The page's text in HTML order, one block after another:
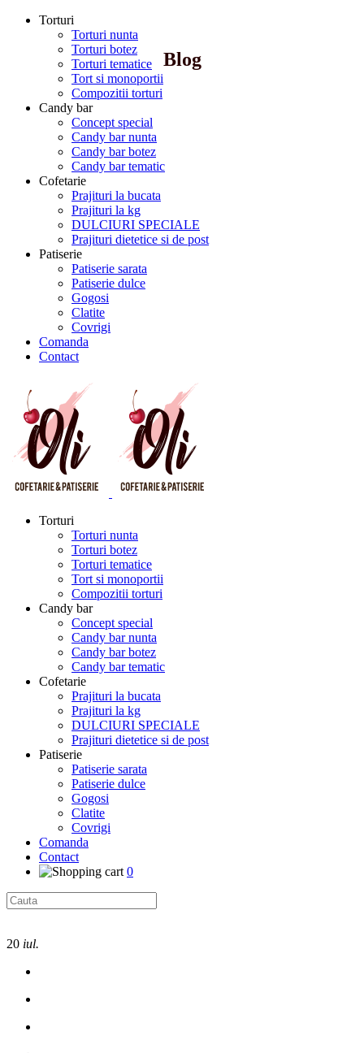
Torturi
Torturi nunta
Torturi botez
Torturi tematice
Tort si monoportii
Compozitii torturi
Candy bar
Concept special
Candy bar nunta
Candy bar botez
Candy bar tematic
Cofetarie
Prajituri la bucata
Prajituri la kg
DULCIURI SPECIALE
Prajituri dietetice si de post
Patiserie
Patiserie sarata
Patiserie dulce
Gogosi
Clatite
Covrigi
Comanda
Contact
Torturi
Torturi nunta
Torturi botez
Torturi tematice
Tort si monoportii
Compozitii torturi
Candy bar
Concept special
Candy bar nunta
Candy bar botez
Candy bar tematic
Cofetarie
Prajituri la bucata
Prajituri la kg
DULCIURI SPECIALE
Prajituri dietetice si de post
Patiserie
Patiserie sarata
Patiserie dulce
Gogosi
Clatite
Covrigi
Comanda
Contact
0
Blog
20 iul.